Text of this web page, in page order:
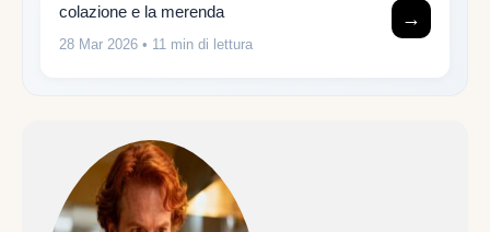
colazione e la merenda
28 Mar 2026 • 11 min di lettura
→